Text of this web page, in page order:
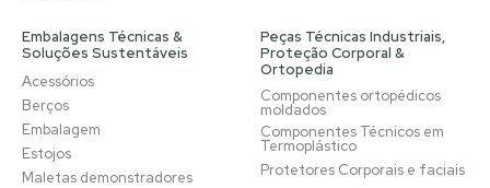
Embalagens Técnicas &
Soluções Sustentáveis
Acessórios
Berços
Embalagem
Estojos
Maletas demonstradores
Peças Técnicas Industriais,
Proteção Corporal &
Ortopedia
Componentes ortopédicos
moldados
Componentes Técnicos em
Termoplástico
Protetores Corporais e faciais